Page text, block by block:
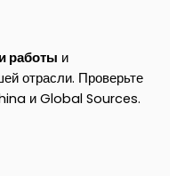
работы и
отрасли. Проверьте
и Global Sources.